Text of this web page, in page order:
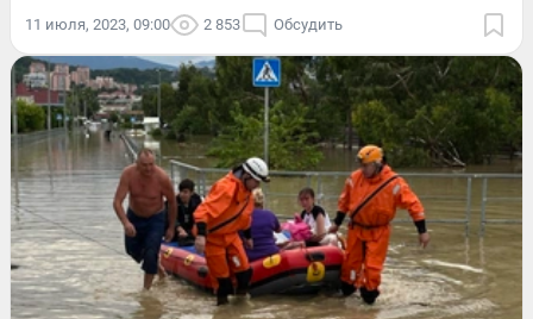
11 июля, 2023, 09:00 2 853 Обсудить